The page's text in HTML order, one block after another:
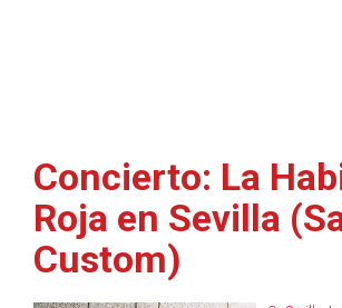
Concierto: La
Roja en Sevilla
Custom)